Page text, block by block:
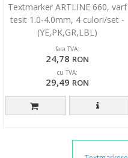
Textmarker ARTLINE 660, varf
tesit 1.0-4.0mm, 4 culori/set -
(YE,PK,GR,LBL)
fara TVA:
24,78 RON
cu TVA:
29,49 RON